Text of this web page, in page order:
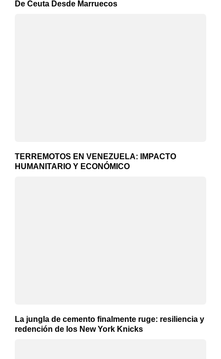
De Ceuta Desde Marruecos
TERREMOTOS EN VENEZUELA: IMPACTO
HUMANITARIO Y ECONÓMICO
La jungla de cemento finalmente ruge: resiliencia y
redención de los New York Knicks